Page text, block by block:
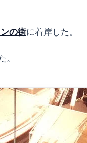
の街に着岸した。
。